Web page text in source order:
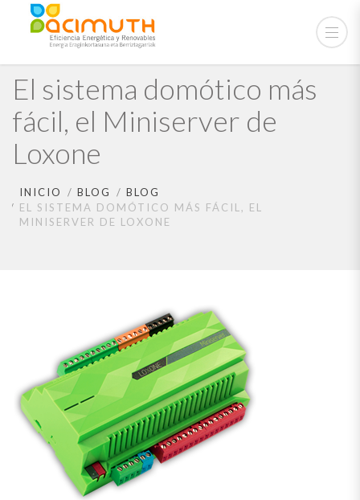
El sistema domótico más
fácil, el Miniserver de
Loxone
INICIO BLOG
BLOG
EL SISTEMA DOMÓTICO MÁS FÁCIL, EL
MINISERVER DE LOXONE